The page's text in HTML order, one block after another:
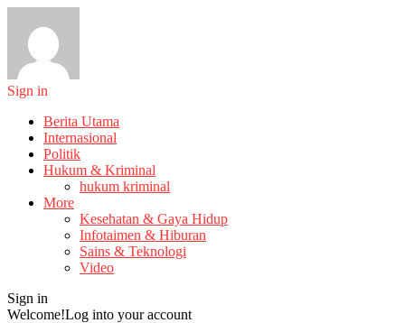
Sign in
Berita Utama
Internasional
Politik
Hukum & Kriminal
hukum kriminal
More
Kesehatan & Gaya Hidup
Infotaimen & Hiburan
Sains & Teknologi
Video
Sign in
Welcome!Log into your account